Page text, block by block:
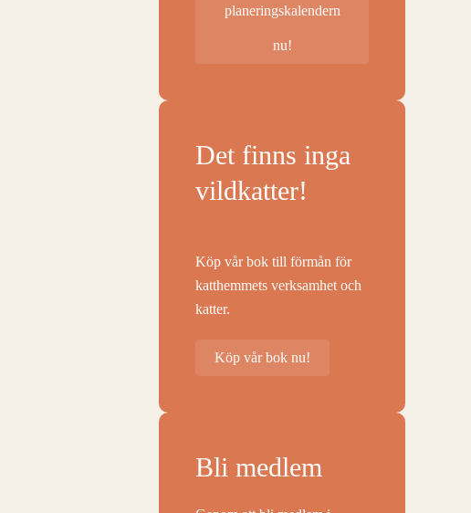
planeringskalendern
nu!
Det finns inga
vildkatter!
Köp vår bok till förmån för
katthemmets verksamhet och
katter.
Köp vår bok nu!
Bli medlem